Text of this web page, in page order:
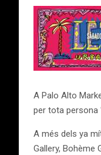
A Palo Alto
per tota persona
A més dels ya
Gallery, Bohème